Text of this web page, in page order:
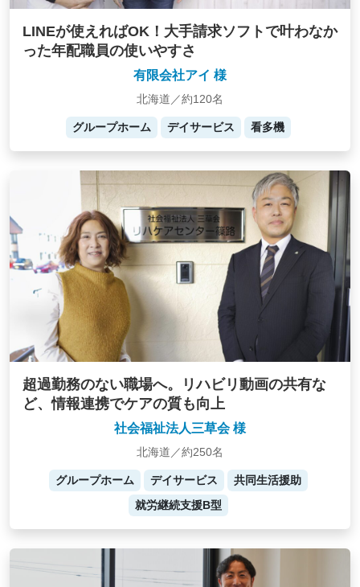
LINEが使えればOK！大手請求ソフトで叶わなか
った年配職員の使いやすさ
有限会社アイ 様
北海道／約120名
グループホーム デイサービス 看多機
超過勤務のない職場へ。リハビリ動画の共有な
ど、情報連携でケアの質も向上
社会福祉法人三草会 様
北海道／約250名
グループホーム デイサービス
共同生活援助
就労継続支援B型